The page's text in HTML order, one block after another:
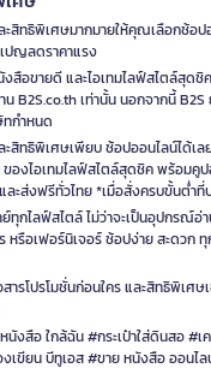
ะสิทธิพิเศษมากมายให้คุณเลือกช้อป
ปญลดราคาแรง
งสือขายดี และไอเทมไลฟ์สไตล์สุด
B2S.co.th เท่านั้น นอกจากนี้
กำหนด
ะสิทธิพิเศษเพียบ ช้อปออนไลน์ได้เ
องไอเทมไลฟ์สไตล์สุดชิค พร้อมคู
ละส่งฟรีทั่วไทย *เมื่อสั่งครบขั้นต่ำ
ทุกไลฟ์สไตล์ ไม่ว่าจะเป็นอุปกรณ์อ่
หรือเฟอร์นิเจอร์ ช้อปง่าย สะดวก
ารโปรโมชั่นก่อนใคร และสิทธิพิเศษ
งสือ ใกล้ฉัน #กระเป๋าใส่ดินสอ #
เขียน บีทูเอส #ขาย หนังสือ ออนไ